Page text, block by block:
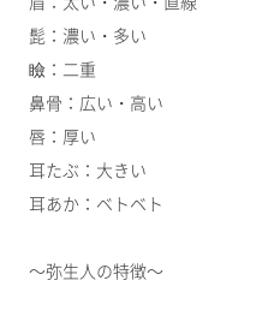
髭：濃い・多い
瞼：二重
鼻骨：広い・高い
唇：厚い
耳たぶ：大きい
耳あか：ベトベト
～弥生人の特徴～